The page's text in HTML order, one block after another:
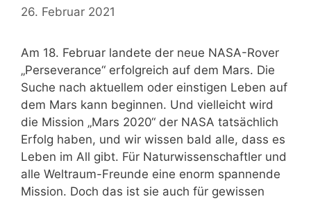
26. Februar 2021
Am 18. Februar landete der neue NASA-Rover
„Perseverance“ erfolgreich auf dem Mars. Die
Suche nach aktuellem oder einstigen Leben auf
dem Mars kann beginnen. Und vielleicht wird
die Mission „Mars 2020“ der NASA tatsächlich
Erfolg haben, und wir wissen bald alle, dass es
Leben im All gibt. Für Naturwissenschaftler und
alle Weltraum-Freunde eine enorm spannende
Mission. Doch das ist sie auch für gewissen